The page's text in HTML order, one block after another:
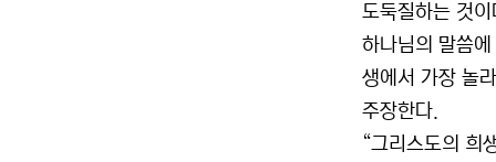
도둑질하는 것이
하나님의 말씀
생에서 가장 놀
주장한다.
“그리스도의 희